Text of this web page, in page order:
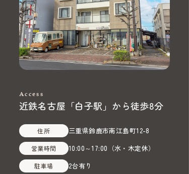
Access
近鉄名古屋「白子駅」から徒歩8分
住所 三重県鈴鹿市南江島町12-8
営業時間 10:00～17:00 （水・木定休）
駐車場 2台有り